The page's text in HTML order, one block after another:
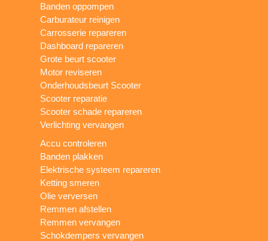
Banden oppompen
Carburateur reinigen
Carrosserie repareren
Dashboard repareren
Grote beurt scooter
Motor reviseren
Onderhoudsbeurt Scooter
Scooter reparatie
Scooter schade repareren
Verlichting vervangen
Accu controleren
Banden plakken
Elektrische systeem repareren
Ketting smeren
Olie verversen
Remmen afstellen
Remmen vervangen
Schokdempers vervangen